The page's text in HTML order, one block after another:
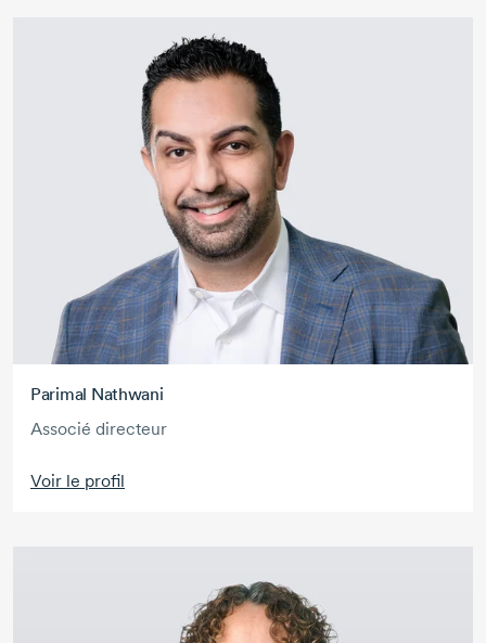
Parimal Nathwani
Associé directeur
Voir le profil